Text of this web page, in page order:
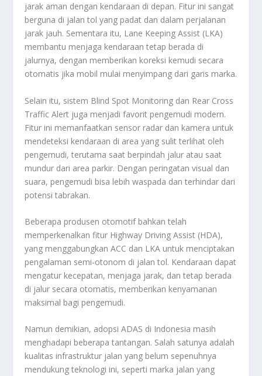
jarak aman dengan kendaraan di depan. Fitur ini sangat
berguna di jalan tol yang padat dan dalam perjalanan
jarak jauh. Sementara itu, Lane Keeping Assist (LKA)
membantu menjaga kendaraan tetap berada di
jalurnya, dengan memberikan koreksi kemudi secara
otomatis jika mobil mulai menyimpang dari garis marka.
Selain itu, sistem Blind Spot Monitoring dan Rear Cross
Traffic Alert juga menjadi favorit pengemudi modern.
Fitur ini memanfaatkan sensor radar dan kamera untuk
mendeteksi kendaraan di area yang sulit terlihat oleh
pengemudi, terutama saat berpindah jalur atau saat
mundur dari area parkir. Dengan peringatan visual dan
suara, pengemudi bisa lebih waspada dan terhindar dari
potensi tabrakan.
Beberapa produsen otomotif bahkan telah
memperkenalkan fitur Highway Driving Assist (HDA),
yang menggabungkan ACC dan LKA untuk menciptakan
pengalaman semi-otonom di jalan tol. Kendaraan dapat
mengatur kecepatan, menjaga jarak, dan tetap berada
di jalur secara otomatis, memberikan kenyamanan
maksimal bagi pengemudi.
Namun demikian, adopsi ADAS di Indonesia masih
menghadapi beberapa tantangan. Salah satunya adalah
kualitas infrastruktur jalan yang belum sepenuhnya
mendukung teknologi ini, seperti marka jalan yang